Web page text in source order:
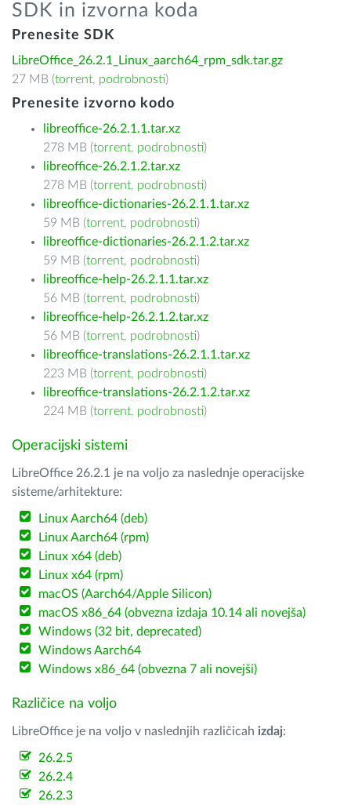
SDK in izvorna koda
Prenesite SDK
LibreOffice_26.2.1_Linux_aarch64_rpm_sdk.tar.gz
27 MB (torrent, podrobnosti)
Prenesite izvorno kodo
libreoffice-26.2.1.1.tar.xz
278 MB (torrent, podrobnosti)
libreoffice-26.2.1.2.tar.xz
278 MB (torrent, podrobnosti)
libreoffice-dictionaries-26.2.1.1.tar.xz
59 MB (torrent, podrobnosti)
libreoffice-dictionaries-26.2.1.2.tar.xz
59 MB (torrent, podrobnosti)
libreoffice-help-26.2.1.1.tar.xz
56 MB (torrent, podrobnosti)
libreoffice-help-26.2.1.2.tar.xz
56 MB (torrent, podrobnosti)
libreoffice-translations-26.2.1.1.tar.xz
223 MB (torrent, podrobnosti)
libreoffice-translations-26.2.1.2.tar.xz
224 MB (torrent, podrobnosti)
Operacijski sistemi
LibreOffice 26.2.1 je na voljo za naslednje operacijske
sisteme/arhitekture:
Linux Aarch64 (deb)
Linux Aarch64 (rpm)
Linux x64 (deb)
Linux x64 (rpm)
macOS (Aarch64/Apple Silicon)
macOS x86_64 (obvezna izdaja 10.14 ali novejša)
Windows (32 bit, deprecated)
Windows Aarch64
Windows x86_64 (obvezna 7 ali novejši)
Različice na voljo
LibreOffice je na voljo v naslednjih različicah izdaj:
26.2.5
26.2.4
26.2.3